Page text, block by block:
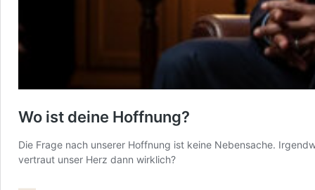
Wo ist deine Hoffnung?
Die Frage nach unserer Hoffnung ist keine Nebensache.
vertraut unser Herz dann wirklich?